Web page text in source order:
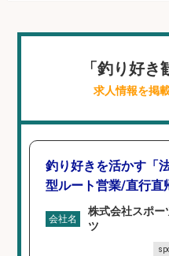
「釣り好
求人情報を掲
釣り好きを活かす「
型ルート営業/直行直
会社名
株式会社スポー
ツ